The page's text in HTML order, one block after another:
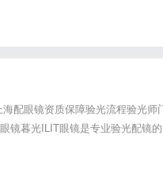
配眼镜资质保障验光流程验光师
镜暮光ILIT眼镜是专业验光配镜的
正品镜片、透明价格和直营售后为